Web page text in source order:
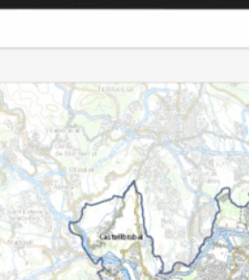
de Barcelona (AMB)
oficials de l’àmbit metropolità.
topogràfic metropolità, l’arxiu
de carrers i el visor
per a la gestió, la recerca i la
complets: accés al